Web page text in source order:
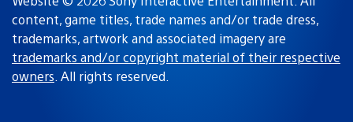
content, game titles, trade names and/or trade dress,
trademarks, artwork and associated imagery are
trademarks and/or copyright material of their respective
owners. All rights reserved.